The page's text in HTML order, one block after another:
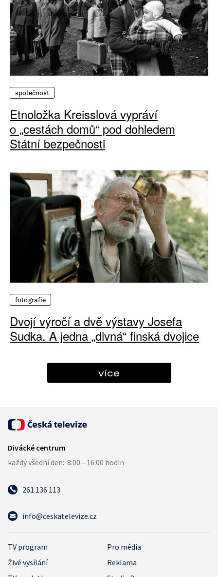
společnost
Etnoložka Kreisslová vypráví
o „cestách domů“ pod dohledem
Státní bezpečnosti
fotografie
Dvojí výročí a dvě výstavy Josefa
Sudka. A jedna „divná“ finská dvojice
více
261 136 113
info@ceskatelevize.cz
TV program
Pro média
Živé vysílání
Reklama